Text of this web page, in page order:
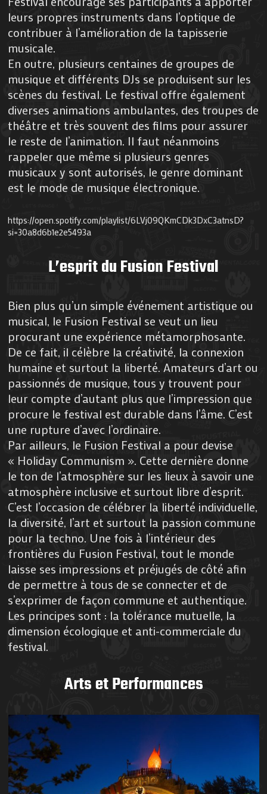
leurs propres instruments dans l’optique de
contribuer à l’amélioration de la tapisserie
musicale.
En outre, plusieurs centaines de groupes de
musique et différents DJs se produisent sur les
scènes du festival. Le festival offre également
diverses animations ambulantes, des troupes de
théâtre et très souvent des films pour assurer
le reste de l’animation. Il faut néanmoins
rappeler que même si plusieurs genres
musicaux y sont autorisés, le genre dominant
est le mode de musique électronique.
https://open.spotify.com/playlist/6LVj09QKmCDk3DxC3atnsD?
si=30a8d6b1e2e5493a
L’esprit du Fusion Festival
Bien plus qu’un simple événement artistique ou
musical, le Fusion Festival se veut un lieu
procurant une expérience métamorphosante.
De ce fait, il célèbre la créativité, la connexion
humaine et surtout la liberté. Amateurs d’art ou
passionnés de musique, tous y trouvent pour
leur compte d’autant plus que l’impression que
procure le festival est durable dans l’âme. C’est
une rupture d’avec l’ordinaire.
Par ailleurs, le Fusion Festival a pour devise
« Holiday Communism ». Cette dernière donne
le ton de l’atmosphère sur les lieux à savoir une
atmosphère inclusive et surtout libre d’esprit.
C’est l’occasion de célébrer la liberté individuelle,
la diversité, l’art et surtout la passion commune
pour la techno. Une fois à l’intérieur des
frontières du Fusion Festival, tout le monde
laisse ses impressions et préjugés de côté afin
de permettre à tous de se connecter et de
s’exprimer de façon commune et authentique.
Les principes sont : la tolérance mutuelle, la
dimension écologique et anti-commerciale du
festival.
Arts et Performances